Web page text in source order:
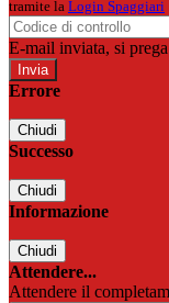
tramite la Login Spaggiari
E-mail inviata, si
Errore
Chiudi
Successo
Chiudi
Informazione
Chiudi
Attendere...
Attendere il